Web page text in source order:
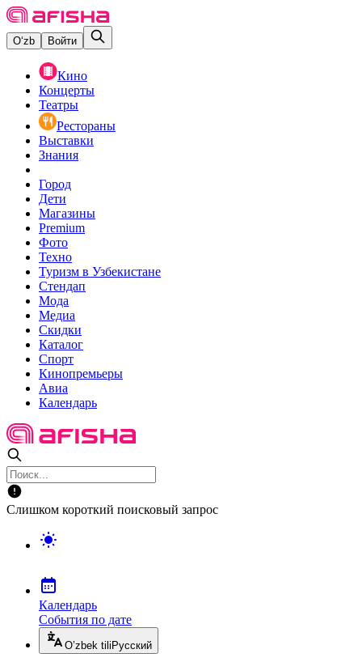
O‘zb Войти
Кино
Концерты
Театры
Рестораны
Выставки
Знания
Город
Дети
Магазины
Premium
Фото
Техно
Туризм в Узбекистане
Стендап
Мода
Медиа
Скидки
Каталог
Спорт
Кинопремьеры
Авиа
Календарь
Слишком короткий поисковый запрос
Календарь
События по дате
O’zbek tili Русский